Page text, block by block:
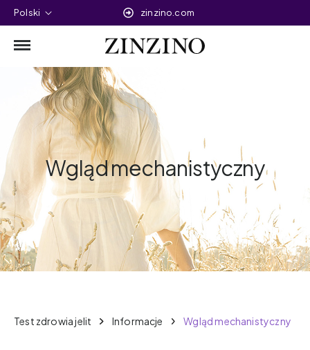
Polski zinzino.com
Wgląd mechanistyczny
Test zdrowia jelit Informacje Wgląd mechanistyczny